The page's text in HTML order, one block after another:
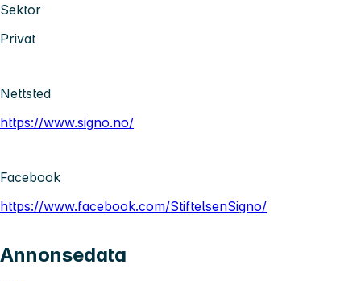
Sektor
Privat
Nettsted
https://www.signo.no/
Facebook
https://www.facebook.com/StiftelsenSigno/
Annonsedata